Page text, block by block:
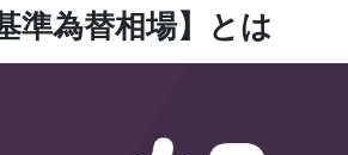
準為替相場】とは